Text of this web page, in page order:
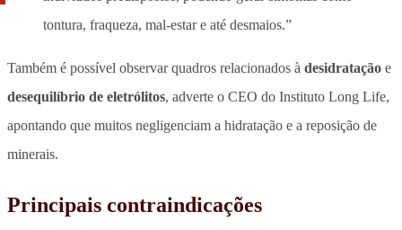
tontura, fraqueza, mal-estar e até desmaios.”
Também é possível observar quadros relacionados à desidratação e
desequilíbrio de eletrólitos, adverte o CEO do Instituto Long Life,
apontando que muitos negligenciam a hidratação e a reposição de
minerais.
Principais contraindicações